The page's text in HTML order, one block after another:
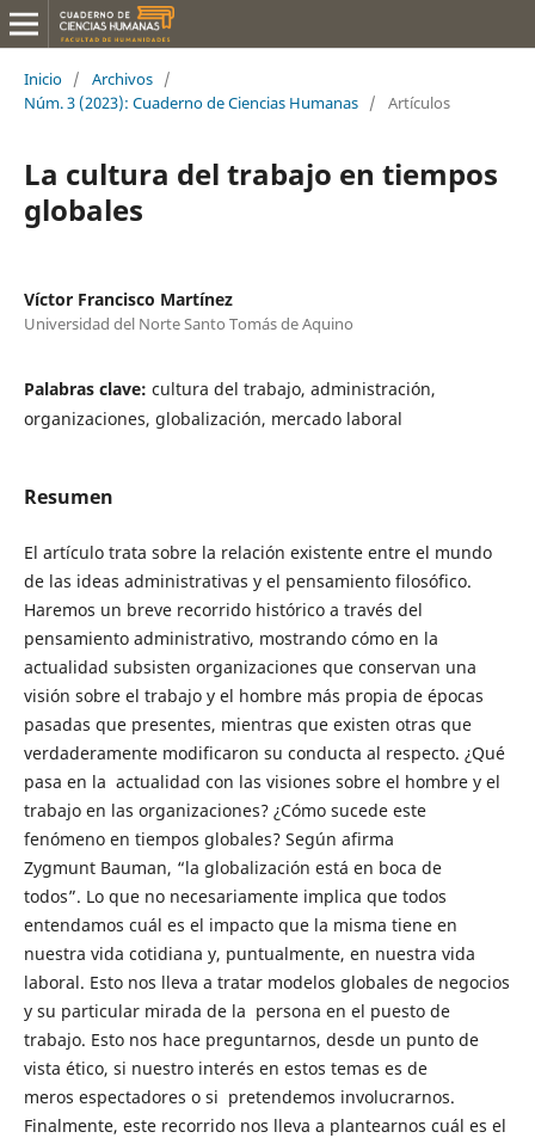
Inicio / Archivos /
Núm. 3 (2023): Cuaderno de Ciencias Humanas / Artículos
La cultura del trabajo en tiempos
globales
Víctor Francisco Martínez
Universidad del Norte Santo Tomás de Aquino
Palabras clave: cultura del trabajo, administración,
organizaciones, globalización, mercado laboral
Resumen
El artículo trata sobre la relación existente entre el mundo
de las ideas administrativas y el pensamiento filosófico.
Haremos un breve recorrido histórico a través del
pensamiento administrativo, mostrando cómo en la
actualidad subsisten organizaciones que conservan una
visión sobre el trabajo y el hombre más propia de épocas
pasadas que presentes, mientras que existen otras que
verdaderamente modificaron su conducta al respecto. ¿Qué
pasa en la actualidad con las visiones sobre el hombre y el
trabajo en las organizaciones? ¿Cómo sucede este
fenómeno en tiempos globales? Según afirma
Zygmunt Bauman, “la globalización está en boca de
todos”. Lo que no necesariamente implica que todos
entendamos cuál es el impacto que la misma tiene en
nuestra vida cotidiana y, puntualmente, en nuestra vida
laboral. Esto nos lleva a tratar modelos globales de negocios
y su particular mirada de la persona en el puesto de
trabajo. Esto nos hace preguntarnos, desde un punto de
vista ético, si nuestro interés en estos temas es de
meros espectadores o si pretendemos involucrarnos.
Finalmente, este recorrido nos lleva a plantearnos cuál es el